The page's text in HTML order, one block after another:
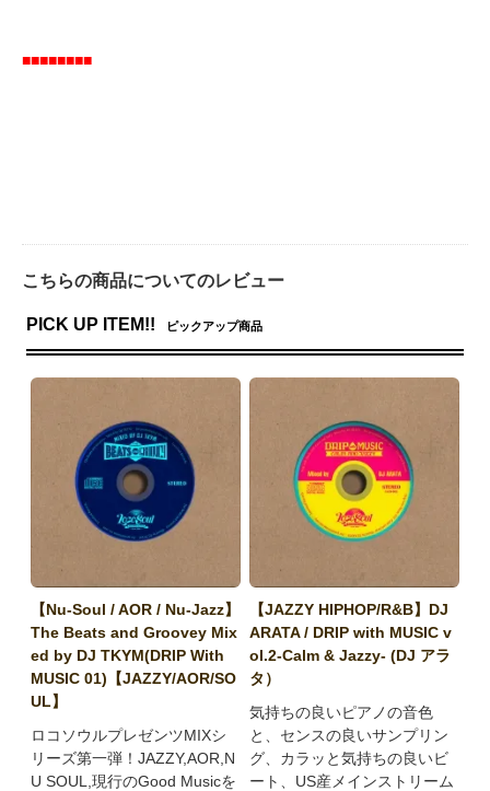
■■■■■■■■
こちらの商品についてのレビュー
PICK UP ITEM!! ピックアップ商品
【Nu-Soul / AOR / Nu-Jazz】
The Beats and Groovey Mix
ed by DJ TKYM(DRIP With
MUSIC 01)【JAZZY/AOR/SO
UL】
ロコソウルプレゼンツMIXシ
リーズ第一弾！JAZZY,AOR,N
U SOUL,現行のGood Musicを
【JAZZY HIPHOP/R&B】DJ
ARATA / DRIP with MUSIC v
ol.2-Calm & Jazzy- (DJ アラ
タ）
気持ちの良いピアノの音色
と、センスの良いサンプリン
グ、カラッと気持ちの良いビ
ート、US産メインストリーム